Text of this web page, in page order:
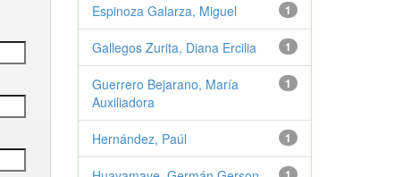
1
Espinoza Galarza, Miguel
1
Gallegos Zurita, Diana Ercilia
1
Guerrero Bejarano, María
Auxiliadora
1
Hernández, Paúl